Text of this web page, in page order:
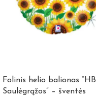
Folinis helio balionas “HB
Saulėgrąžos” – šventės